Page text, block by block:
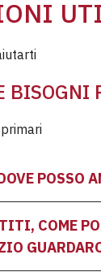
BISOGNI
POSSO
COME